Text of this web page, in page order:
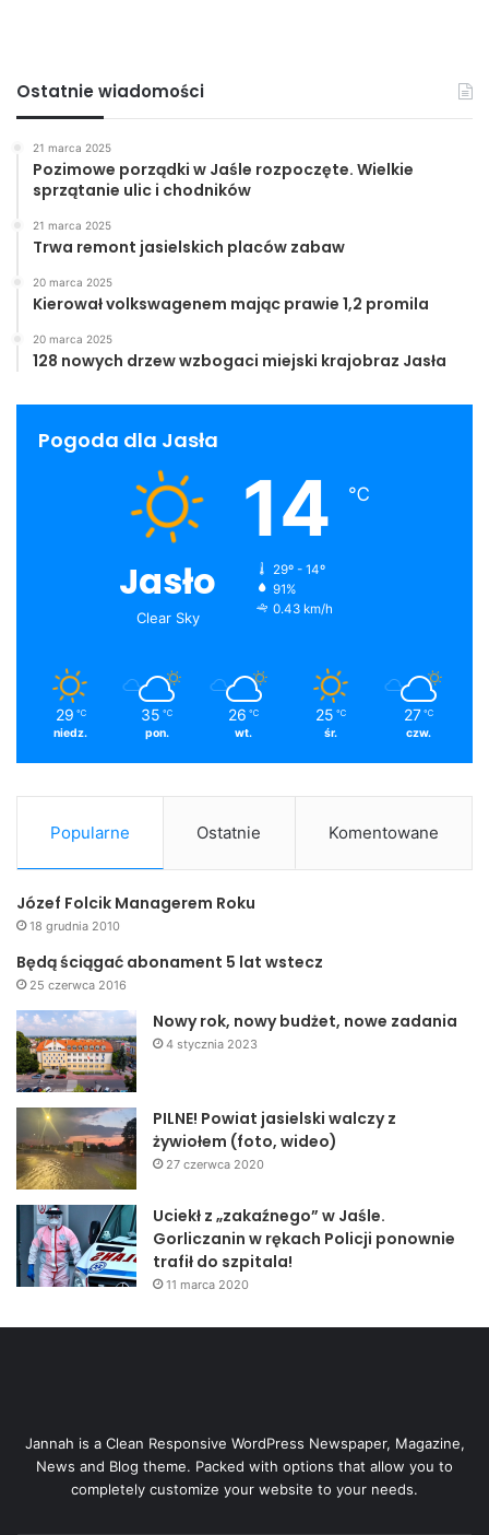
Ostatnie wiadomości
21 marca 2025
Pozimowe porządki w Jaśle rozpoczęte. Wielkie
sprzątanie ulic i chodników
21 marca 2025
Trwa remont jasielskich placów zabaw
20 marca 2025
Kierował volkswagenem mając prawie 1,2 promila
20 marca 2025
128 nowych drzew wzbogaci miejski krajobraz Jasła
Pogoda dla Jasła
Jasło
Clear Sky
14 ℃
29º - 14º
91%
0.43 km/h
29 ℃
niedz.
35 ℃
pon.
26 ℃
wt.
25 ℃
śr.
27 ℃
czw.
Popularne Ostatnie Komentowane
Józef Folcik Managerem Roku
18 grudnia 2010
Będą ściągać abonament 5 lat wstecz
25 czerwca 2016
Nowy rok, nowy budżet, nowe zadania
4 stycznia 2023
PILNE! Powiat jasielski walczy z
żywiołem (foto, wideo)
27 czerwca 2020
Uciekł z „zakaźnego” w Jaśle.
Gorliczanin w rękach Policji ponownie
trafił do szpitala!
11 marca 2020
Jannah is a Clean Responsive WordPress Newspaper, Magazine,
News and Blog theme. Packed with options that allow you to
completely customize your website to your needs.